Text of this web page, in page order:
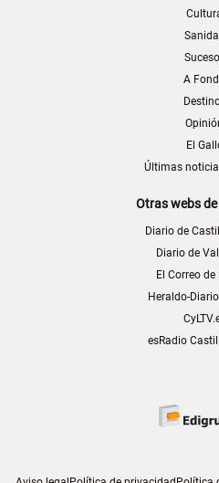
A
El
Últimas
Otras webs de
Diario de
Diario de
El Correo de
Heraldo-
esRadio